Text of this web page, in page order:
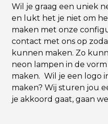
Wil je graag een uniek
en lukt het je niet om
maken met onze
contact met ons op
kunnen maken. Zo
neon lampen in de
maken. Wil je een logo
maken? Wij sturen jou
je akkoord gaat, gaan